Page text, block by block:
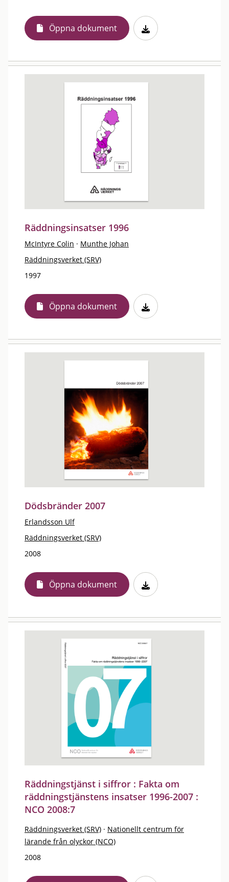
Öppna dokument
Räddningsinsatser 1996
McIntyre Colin · Munthe Johan
Räddningsverket (SRV)
1997
Öppna dokument
Dödsbränder 2007
Erlandsson Ulf
Räddningsverket (SRV)
2008
Öppna dokument
Räddningstjänst i siffror : Fakta om
räddningstjänstens insatser 1996-2007 :
NCO 2008:7
Räddningsverket (SRV) · Nationellt centrum för
lärande från olyckor (NCO)
2008